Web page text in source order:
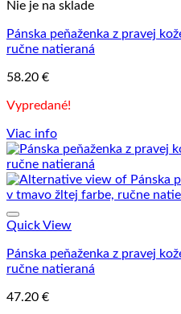
Nie je na sklade
Pánska peňaženka z pravej
ručne natieraná
58.20 €
Vypredané!
Viac info
Quick View
Pánska peňaženka z pravej
ručne natieraná
47.20 €